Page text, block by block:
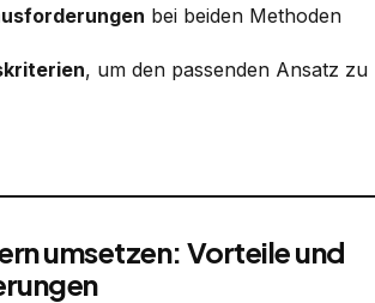
bei beiden Methoden
, um den passenden Ansatz zu
umsetzen: Vorteile und